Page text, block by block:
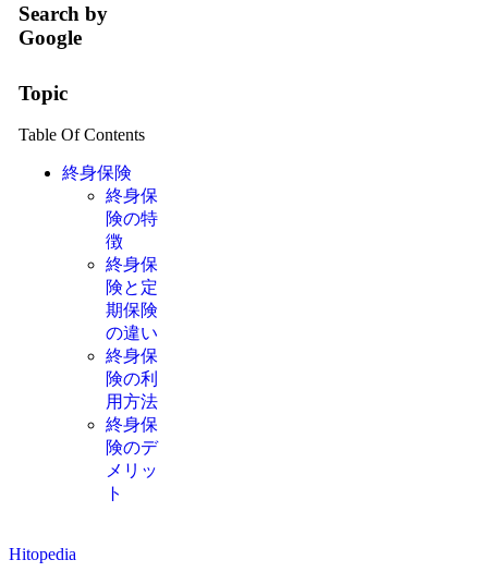
Search by
Google
Topic
Table Of Contents
終身保険
終身保
険の特
徴
終身保
険と定
期保険
の違い
終身保
険の利
用方法
終身保
険のデ
メリッ
ト
Hitopedia